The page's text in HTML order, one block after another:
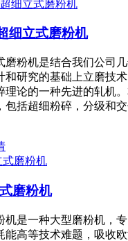
细立式磨粉机
磨粉机是结合我们公司
和研究的基础上立磨技
理论的一种先进的轧机
包括超细粉碎，分级和
磨粉机
机是一种大型磨粉机，
能高等技术难题，吸收